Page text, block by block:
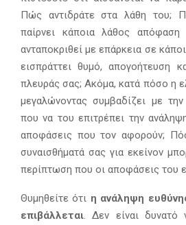
Πώς αντιδράτε στα λάθη του;
παίρνει κάποια λάθος
ανταποκριθεί με επάρκεια σε
εισπράττει θυμό, απογοήτευση
πλευράς σας; Ακόμα, κατά πόσο η
μεγαλώνοντας συμβαδίζει με
που να του επιτρέπει την
αποφάσεις που τον αφορούν;
συναισθήματά σας για εκείνον
περίπτωση που οι αποφάσεις του
Θυμηθείτε ότι η ανάληψη
επιβάλλεται. Δεν είναι δυνατό